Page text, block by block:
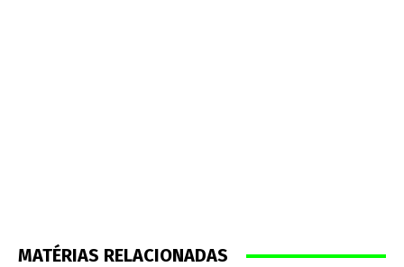
MATÉRIAS RELACIONADAS